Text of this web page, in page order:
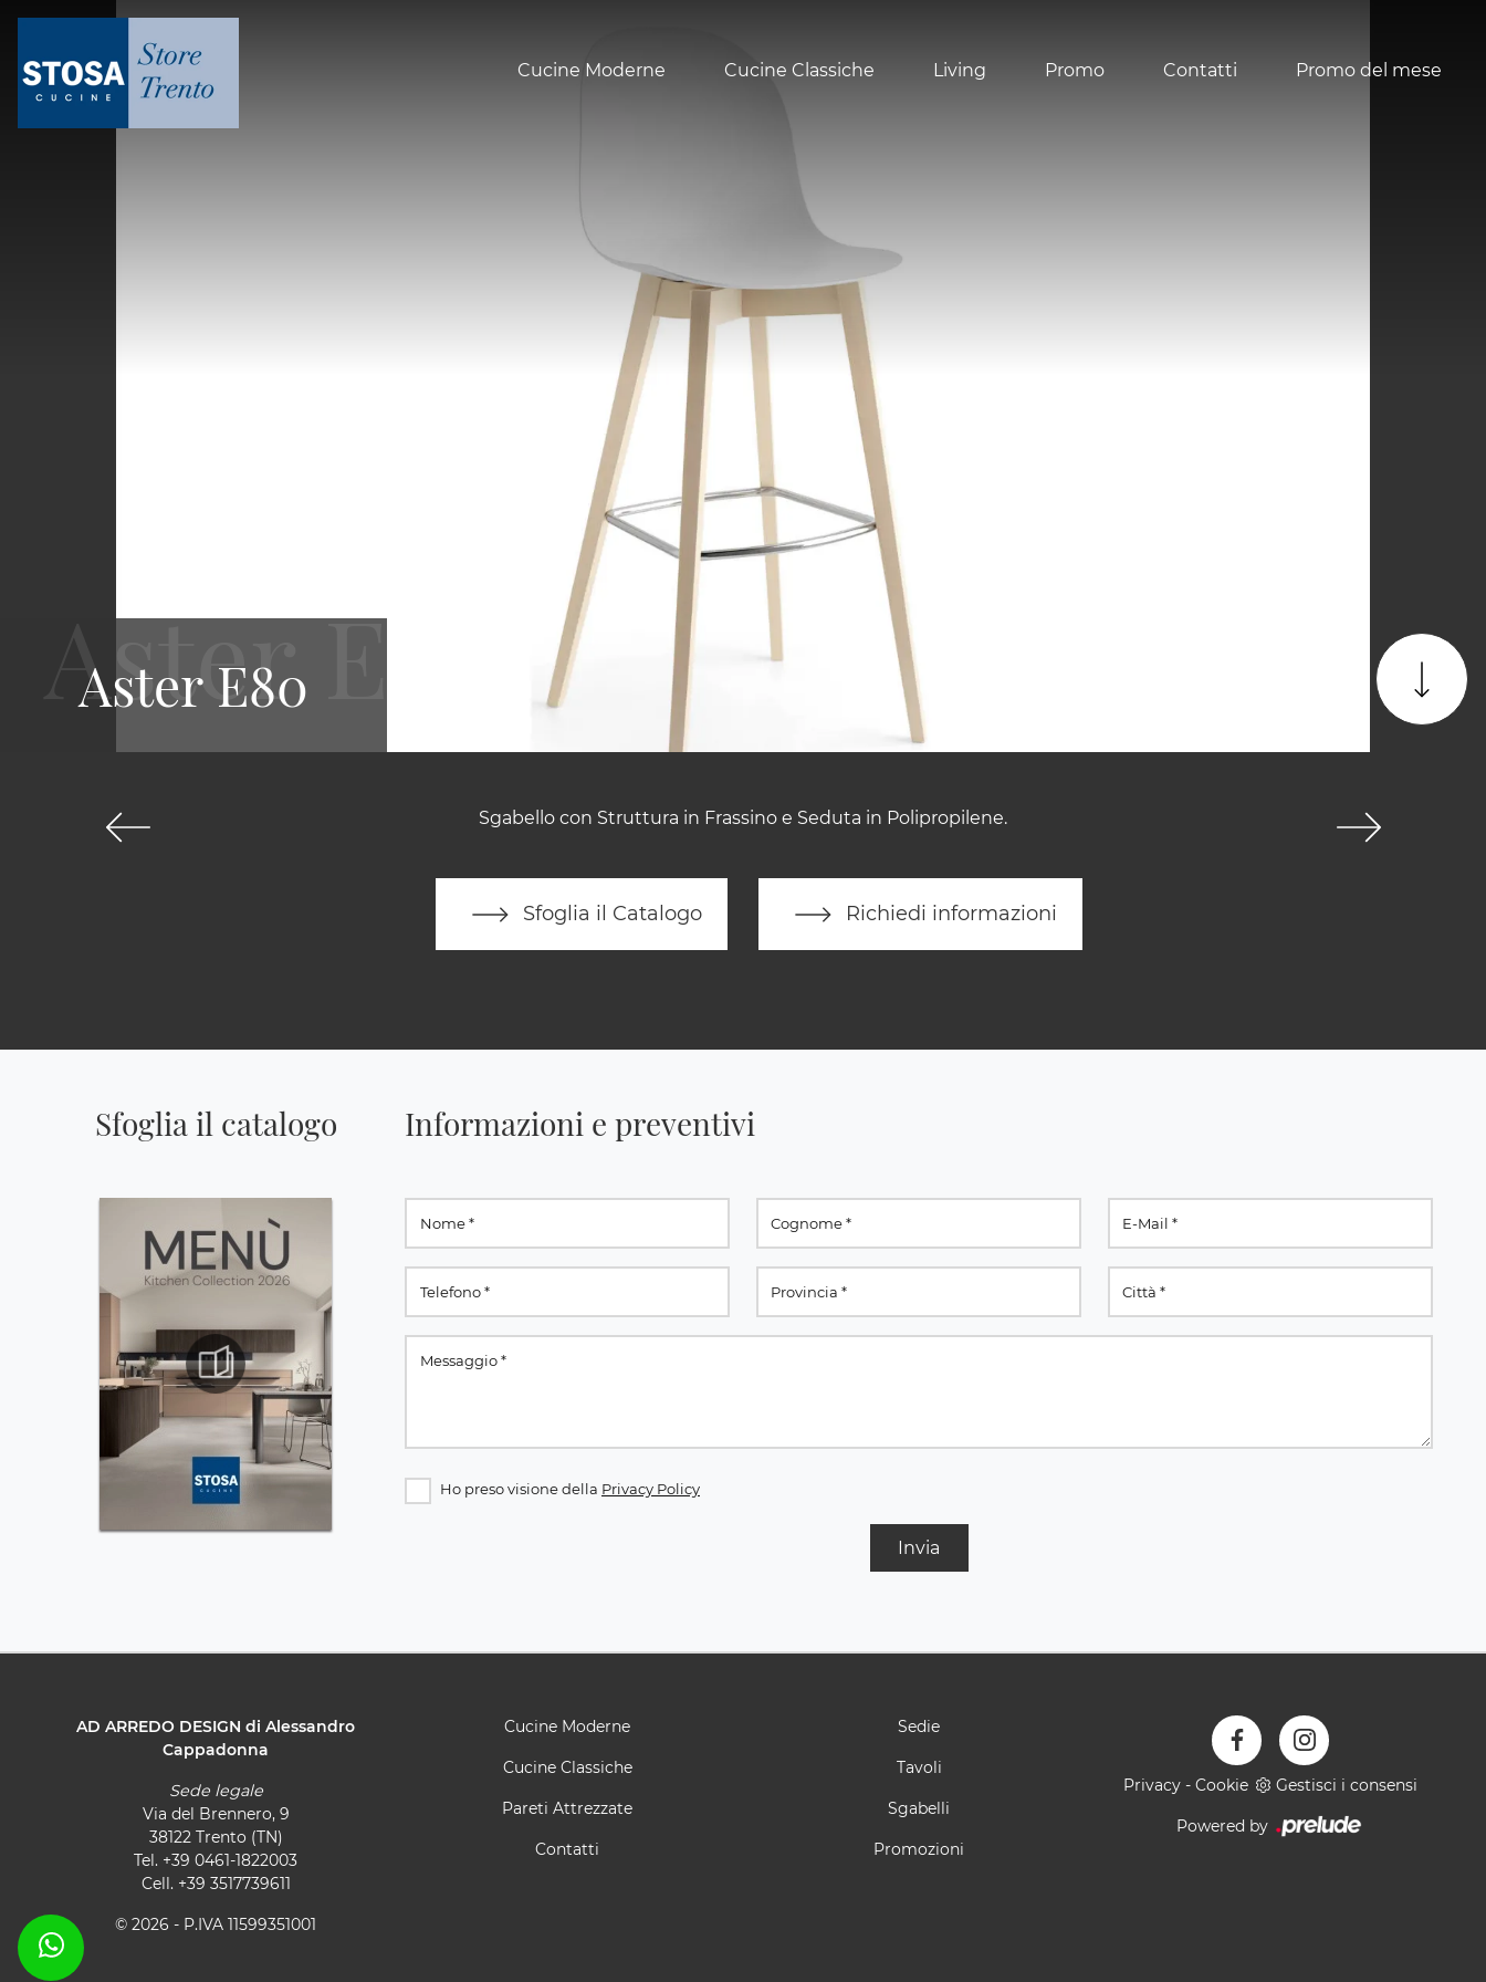
Cucine Moderne Cucine Classiche Living Promo Contatti Promo del mese
Sgabello con Struttura in Frassino e Seduta in Polipropilene.
Sfoglia il Catalogo Richiedi informazioni
Aster E80
Sfoglia il catalogo Informazioni e preventivi
Ho preso visione della Privacy Policy
Invia
AD ARREDO DESIGN di Alessandro
Cappadonna
Sede legale
Via del Brennero, 9
38122 Trento (TN)
Tel. +39 0461-1822003
Cell. +39 3517739611
© 2026 - P.IVA 11599351001
Cucine Moderne
Cucine Classiche
Pareti Attrezzate
Contatti
Sedie
Tavoli
Sgabelli
Promozioni
Privacy - Cookie Gestisci i consensi
Powered by